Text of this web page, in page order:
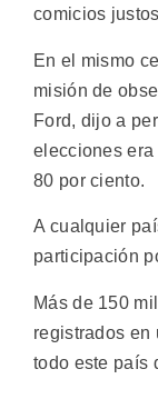
comicios
En el mismo
misión de
Ford, dijo a
elecciones
80 por ciento.
A cualquier
participación
Más de 150
registrados en
todo este país